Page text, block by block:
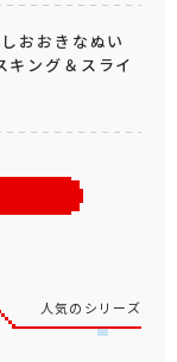
おおきなぬい
ング＆スライ
人気のシリーズ